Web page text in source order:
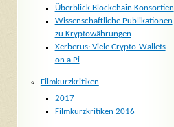
Überblick Blockchain Konsortien
Wissenschaftliche Publikationen
zu Kryptowährungen
Xerberus: Viele Crypto-Wallets
on a Pi
Filmkurzkritiken
2017
Filmkurzkritiken 2016